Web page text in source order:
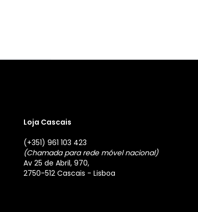
Loja Cascais
(+351) 961 103 423
(Chamada para rede móvel nacional)
Av 25 de Abril, 970,
2750-512 Cascais - Lisboa